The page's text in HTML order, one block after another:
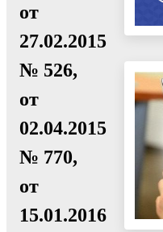
от
27.02.2015
№ 526,
от
02.04.2015
№ 770,
от
15.01.2016